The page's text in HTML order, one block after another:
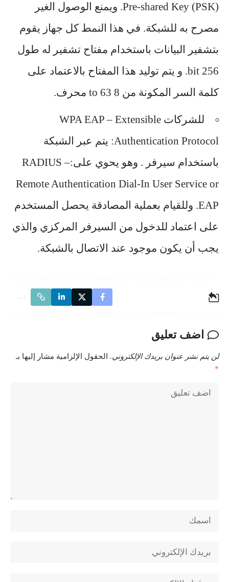
Pre-shared Key (PSK). ويمنع الوصول الغير
مصرح به للشبكة. في هذا النمط كل جهاز يقوم
بتشفير البيانات باستخدام مفتاح تشفير له طول
256 bit. و يتم توليد هذا المفتاح بالاعتماد على
كلمة السر المكونة من 8 to 63 محرف.
للشركات WPA EAP – Extensible
Authentication Protocol: يتم عبر الشبكة
باستخدام سيرفر . وهو يحوي على:RADIUS –
Remote Authentication Dial-In User Service or
EAP. وللقيام بعملية المصادقة يحصل المستخدم
على اعتماد للدخول من السيرفر المركزي والذي
يجب أن يكون موجود عند الاتصال بالشبكة.
اضف تعليق
لن يتم نشر عنوان بريدك الإلكتروني. الحقول الإلزامية مشار إليها بـ
*